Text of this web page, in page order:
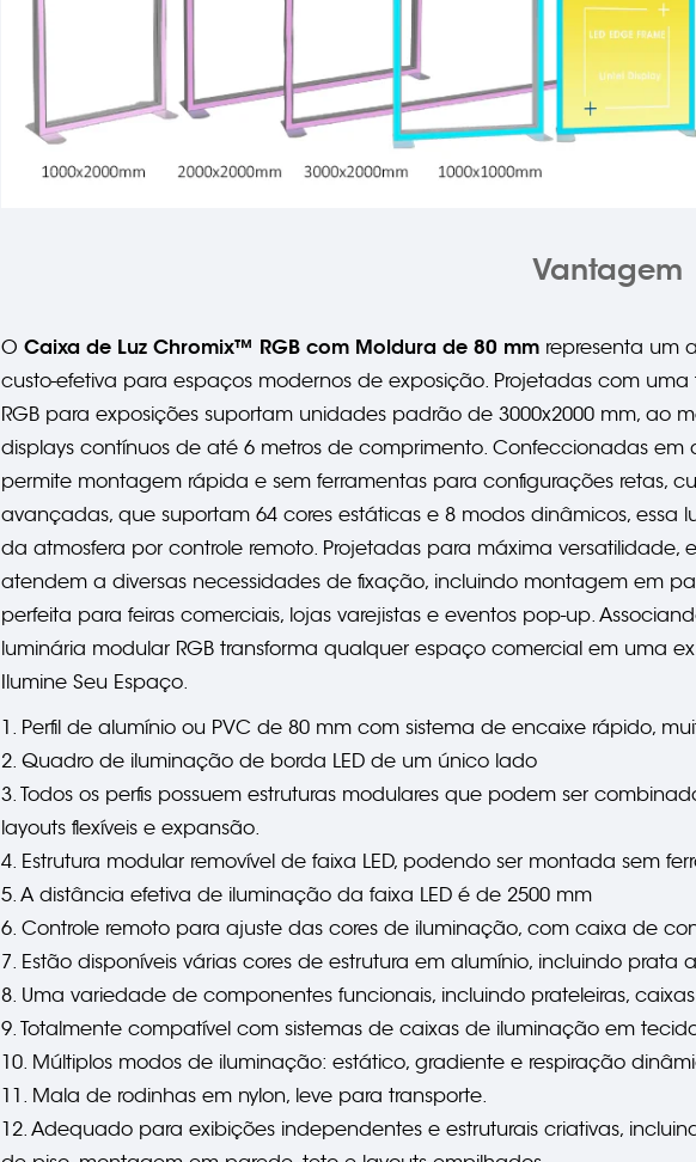
Vantagem
O Caixa de Luz Chromix™ RGB com Moldura de 80 mm representa um
custo-efetiva para espaços modernos de exposição. Projetadas com
RGB para exposições suportam unidades padrão de 3000x2000 mm,
displays contínuos de até 6 metros de comprimento. Confeccionadas em
permite montagem rápida e sem ferramentas para configurações retas,
avançadas, que suportam 64 cores estáticas e 8 modos dinâmicos, essa
da atmosfera por controle remoto. Projetadas para máxima versatilidade,
atendem a diversas necessidades de fixação, incluindo montagem em
perfeita para feiras comerciais, lojas varejistas e eventos pop-up.
luminária modular RGB transforma qualquer espaço comercial em uma
Ilumine Seu Espaço.
1. Perfil de alumínio ou PVC de 80 mm com sistema de encaixe rápido,
2. Quadro de iluminação de borda LED de um único lado
3. Todos os perfis possuem estruturas modulares que podem ser
layouts flexíveis e expansão.
4. Estrutura modular removível de faixa LED, podendo ser montada sem
5. A distância efetiva de iluminação da faixa LED é de 2500 mm
6. Controle remoto para ajuste das cores de iluminação, com caixa de
7. Estão disponíveis várias cores de estrutura em alumínio, incluindo
8. Uma variedade de componentes funcionais, incluindo prateleiras,
9. Totalmente compatível com sistemas de caixas de iluminação em
10. Múltiplos modos de iluminação: estático, gradiente e respiração
11. Mala de rodinhas em nylon, leve para transporte.
12. Adequado para exibições independentes e estruturais criativas,